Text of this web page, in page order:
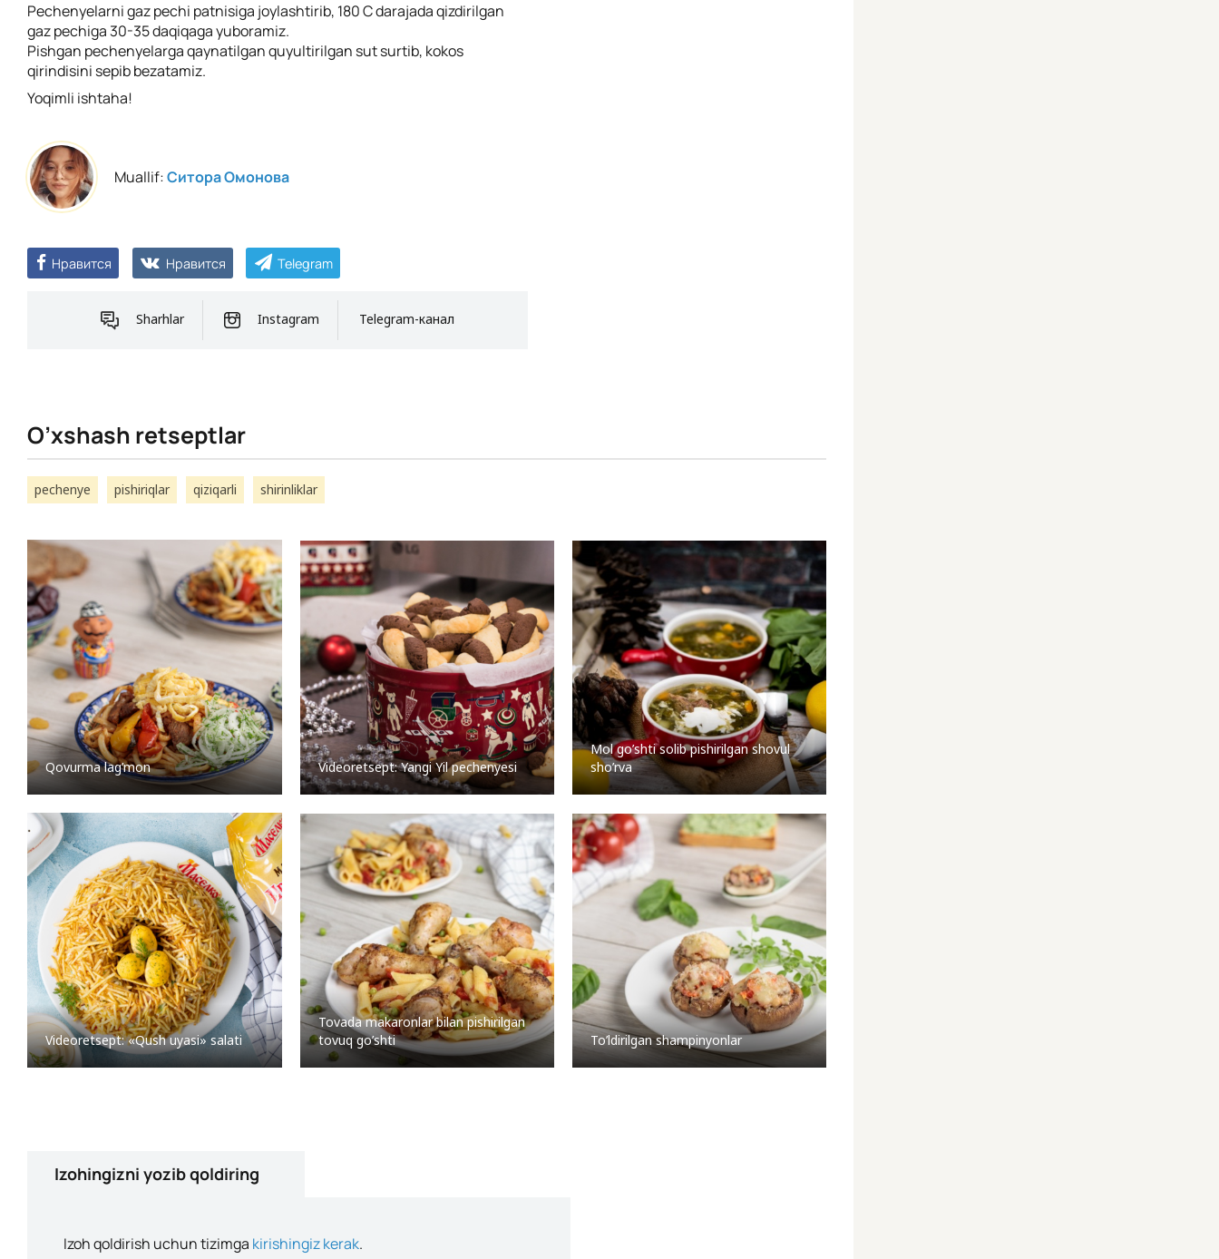
Pechenyelarni gaz pechi patnisiga joylashtirib, 180 C darajada qizdirilgan
gaz pechiga 30-35 daqiqaga yuboramiz.
Pishgan pechenyelarga qaynatilgan quyultirilgan sut surtib, kokos
qirindisini sepib bezatamiz.
Yoqimli ishtaha!
Muallif:Ситора Омонова
Нравится Нравится Telegram
Sharhlar Instagram Telegram-канал
O’xshash retseptlar
pechenye pishiriqlar qiziqarli shirinliklar
Qovurma lag’mon Videoretsept: Yangi Yil pechenyesi
Mol go’shti solib pishirilgan shovul
sho’rva
Videoretsept: «Qush uyasi» salati
Tovada makaronlar bilan pishirilgan
tovuq go’shti
To’ldirilgan shampinyonlar
Izohingizni yozib qoldiring
Izoh qoldirish uchun tizimga kirishingiz kerak.